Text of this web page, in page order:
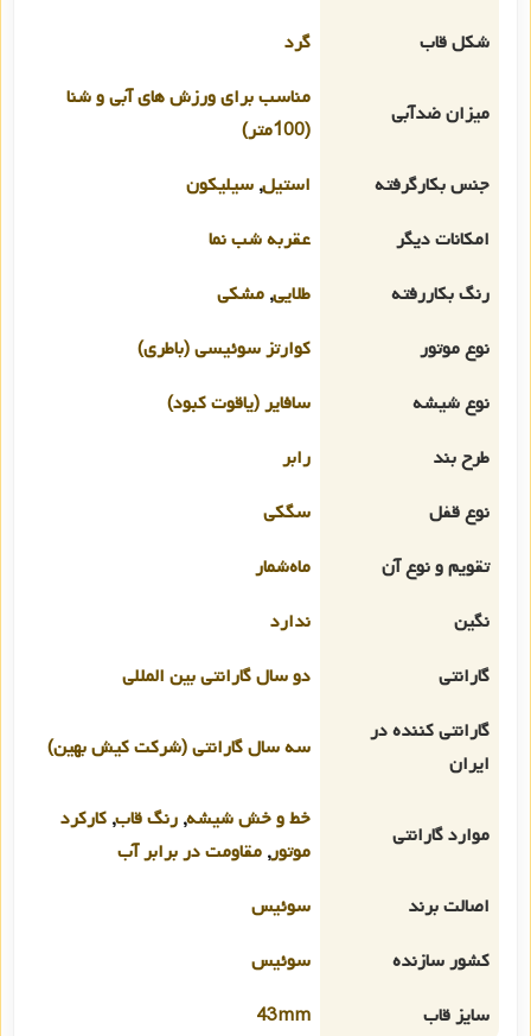
شکل قاب
گرد
میزان ضدآبی
مناسب برای ورزش های آبی و شنا
(100متر)
جنس بکارگرفته
استیل, سیلیکون
امکانات دیگر
عقربه شب نما
رنگ بکاررفته
طلایی, مشکی
نوع موتور
کوارتز سوئیسی (باطری)
نوع شیشه
سافایر (یاقوت کبود)
طرح بند
رابر
نوع قفل
سگکی
تقویم و نوع آن
ماه‌شمار
نگین
ندارد
گارانتی
دو سال گارانتی بین المللی
گارانتی کننده در
ایران
سه سال گارانتی (شرکت کیش بهین)
موارد گارانتی
خط و خش شیشه, رنگ قاب, کارکرد
موتور, مقاومت در برابر آب
اصالت برند
سوئیس
کشور سازنده
سوئیس
سایز قاب
43mm